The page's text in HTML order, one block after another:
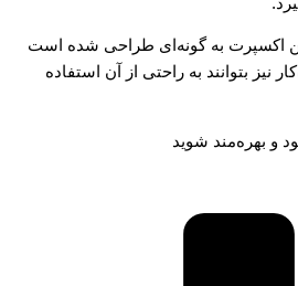
اکسپرت به گونه‌ای طراحی شده است
نیز بتوانند به راحتی از آن استفاده
و بهره‌مند شوید